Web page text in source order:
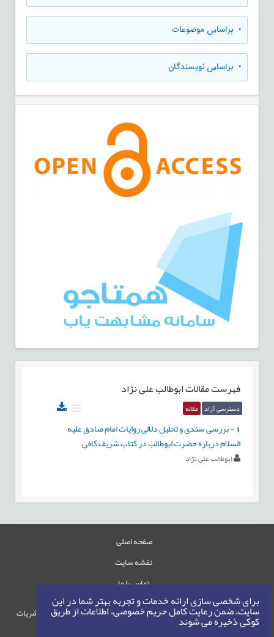
برای شخصی سازی ارائه خدمات و تجربه بهتر شما در این
سایت، ضمن رعایت کامل حریم خصوصی، اطلاعات از طریق
کوکی ذخیره می شوند
• براساس موضوعات
• براساس نویسندگان
فهرست مقالاتابوطالب علی نژاد
دسترسی آزاد مقاله
-بررسی سندی و تحلیل دلالی روایات امام صادق علیه
السلام درباره حضرت ابوطالب در کتاب شریف کافی
ابوطالب علی نژاد
صفحه اصلی
نقشه سایت
تماس با ما
حقوق این وب‌سایت متعلق به سامانه مدیریت نشریات